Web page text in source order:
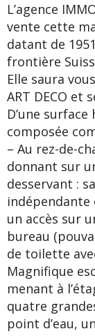
L’agence
vente cette
datant de
frontière
Elle saura
ART DECO et
D’une
composée
– Au rez-de-
donnant sur
desservant :
indépendante
un accès sur
bureau
de toilette
Magnifique
menant à
quatre
point d’eau,